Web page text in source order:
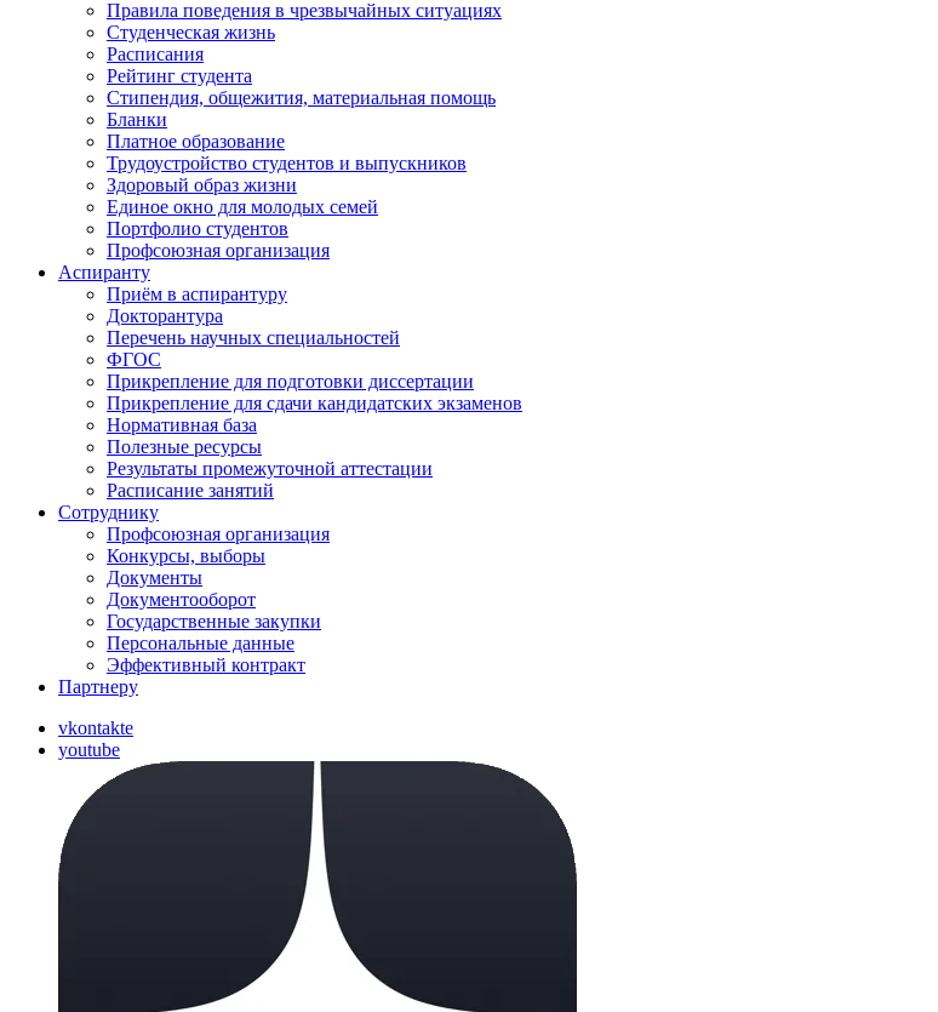
Правила поведения в чрезвычайных ситуациях
Студенческая жизнь
Расписания
Рейтинг студента
Стипендия, общежития, материальная помощь
Бланки
Платное образование
Трудоустройство студентов и выпускников
Здоровый образ жизни
Единое окно для молодых семей
Портфолио студентов
Профсоюзная организация
Аспиранту
Приём в аспирантуру
Докторантура
Перечень научных специальностей
ФГОС
Прикрепление для подготовки диссертации
Прикрепление для сдачи кандидатских экзаменов
Нормативная база
Полезные ресурсы
Результаты промежуточной аттестации
Расписание занятий
Сотруднику
Профсоюзная организация
Конкурсы, выборы
Документы
Документооборот
Государственные закупки
Персональные данные
Эффективный контракт
Партнеру
vkontakte
youtube